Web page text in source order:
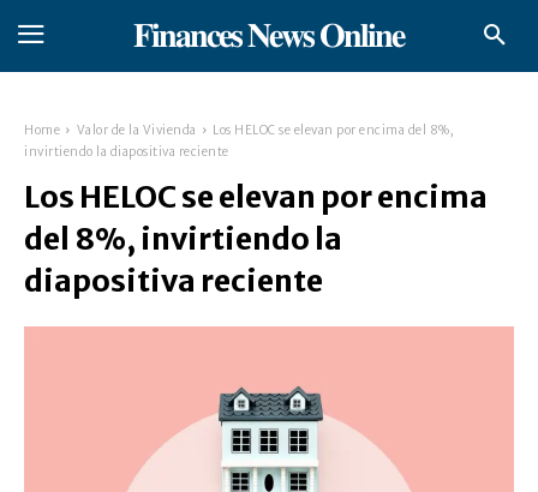
𝐅𝐢𝐧𝐚𝐧𝐜𝐞𝐬 𝐍𝐞𝐰𝐬 𝐎𝐧𝐥𝐢𝐧𝐞
Home Valor de la Vivienda
Los HELOC se elevan por encima del 8%,
invirtiendo la diapositiva reciente
Los HELOC se elevan por encima
del 8%, invirtiendo la
diapositiva reciente